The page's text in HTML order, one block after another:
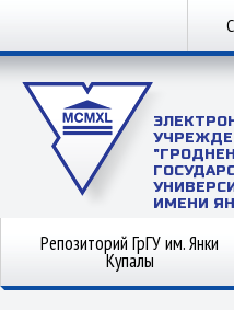
ИМЕНИ
Репозиторий ГрГУ им. Янки
Купалы